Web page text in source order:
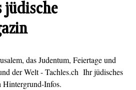
jüdische
das Judentum, Feiertage und
der Welt - Tachles.ch Ihr jüdisches
Hintergrund-Infos.